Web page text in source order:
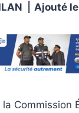
Ajouté le
Commission